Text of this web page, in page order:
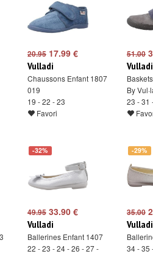
20.95 17.99 €
Vulladi
Chaussons Enfant 1807
019
19 - 22 - 23
Favori
51.00
Vulladi
By
23 - 31
-32%
49.95 33.90 €
Vulladi
Ballerines Enfant 1407
22 - 23 - 24 - 26 - 27 -
-29%
35.00
Vulladi
34 - 35